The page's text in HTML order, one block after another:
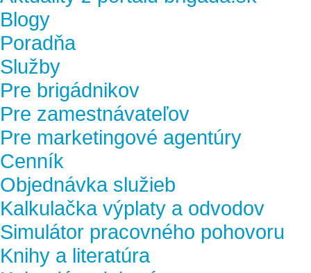
Blogy
Poradňa
Služby
Pre brigádnikov
Pre zamestnávateľov
Pre marketingové agentúry
Cenník
Objednávka služieb
Kalkulačka výplaty a odvodov
Simulátor pracovného pohovoru
Knihy a literatúra